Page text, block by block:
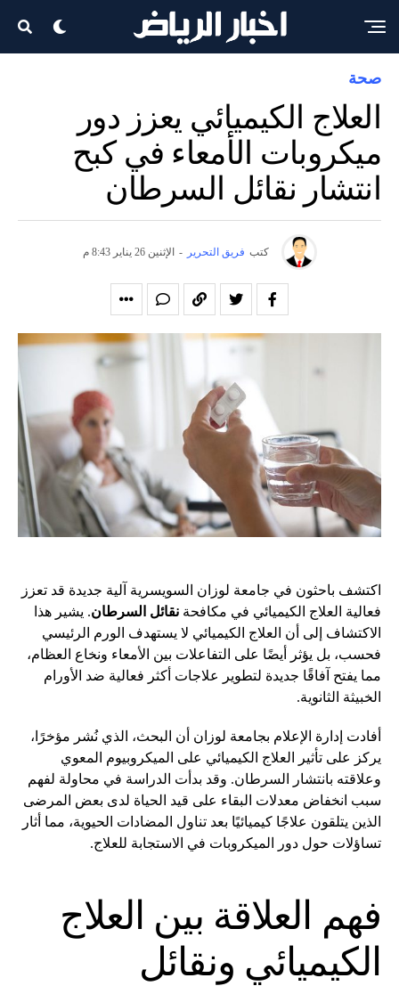
صحة
العلاج الكيميائي يعزز دور
ميكروبات الأمعاء في كبح
انتشار نقائل السرطان
كتب فريق التحرير - الإثنين 26 يناير 8:43 م
اكتشف باحثون في جامعة لوزان السويسرية آلية جديدة قد تعزز
فعالية العلاج الكيميائي في مكافحة نقائل السرطان. يشير هذا
الاكتشاف إلى أن العلاج الكيميائي لا يستهدف الورم الرئيسي
فحسب، بل يؤثر أيضًا على التفاعلات بين الأمعاء ونخاع العظام،
مما يفتح آفاقًا جديدة لتطوير علاجات أكثر فعالية ضد الأورام
الخبيثة الثانوية.
أفادت إدارة الإعلام بجامعة لوزان أن البحث، الذي نُشر مؤخرًا،
يركز على تأثير العلاج الكيميائي على الميكروبيوم المعوي
وعلاقته بانتشار السرطان. وقد بدأت الدراسة في محاولة لفهم
سبب انخفاض معدلات البقاء على قيد الحياة لدى بعض المرضى
الذين يتلقون علاجًا كيميائيًا بعد تناول المضادات الحيوية، مما أثار
تساؤلات حول دور الميكروبات في الاستجابة للعلاج.
فهم العلاقة بين العلاج
الكيميائي ونقائل